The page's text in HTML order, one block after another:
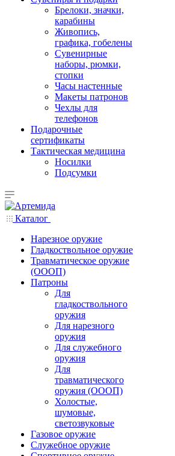
Брелоки, значки,
карабины
Живопись,
графика, гобелены
Сувенирные
наборы, рюмки,
стопки
Часы настенные
Макеты патронов
Чехлы для
телефонов
Подарочные
сертификаты
Тактическая медицина
Носилки
Подсумки
Каталог
Нарезное оружие
Гладкоствольное оружие
Травматическое оружие
(ОООП)
Патроны
Для
гладкоствольного
оружия
Для нарезного
оружия
Для служебного
оружия
Для
травматического
оружия (ОООП)
Холостые,
шумовые,
светозвуковые
Газовое оружие
Служебное оружие